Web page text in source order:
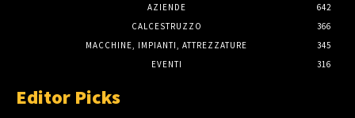
AZIENDE
642
CALCESTRUZZO
366
MACCHINE, IMPIANTI, ATTREZZATURE
345
EVENTI
316
Editor Picks